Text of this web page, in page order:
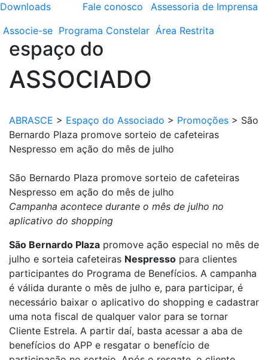
Downloads
Fale conosco
Assessoria de Imprensa
Associe-se Programa Constelar Área Restrita
espaço do
ASSOCIADO
ABRASCE > Espaço do Associado > Promoções > São
Bernardo Plaza promove sorteio de cafeteiras
Nespresso em ação do mês de julho
São Bernardo Plaza promove sorteio de cafeteiras
Nespresso em ação do mês de julho
Campanha acontece durante o mês de julho no
aplicativo do shopping
São Bernardo Plaza promove ação especial no mês de
julho e sorteia cafeteiras Nespresso para clientes
participantes do Programa de Benefícios. A campanha
é válida durante o mês de julho e, para participar, é
necessário baixar o aplicativo do shopping e cadastrar
uma nota fiscal de qualquer valor para se tornar
Cliente Estrela. A partir daí, basta acessar a aba de
benefícios do APP e resgatar o benefício de